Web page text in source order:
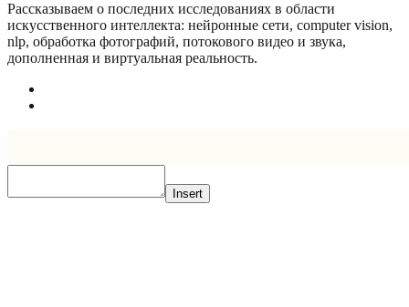
Рассказываем о последних исследованиях в области
искусcтвенного интеллекта: нейронные сети, computer vision,
nlp, обработка фотографий, потокового видео и звука,
дополненная и виртуальная реальность.
Insert